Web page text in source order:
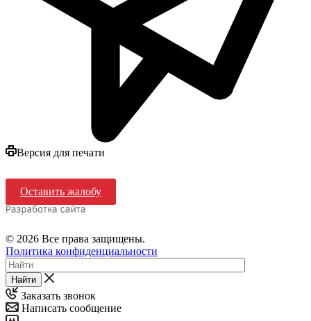
Версия для печати
Оставить жалобу
© 2026 Все права защищены.
Политика конфиденциальности
Найти
Заказать звонок
Написать сообщение